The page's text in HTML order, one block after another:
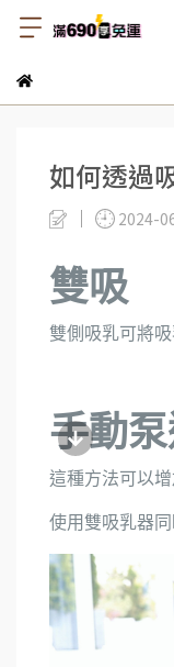
如何透過
2024-
雙吸
雙側吸乳可將
手動
這種方法可以
使用雙吸乳器